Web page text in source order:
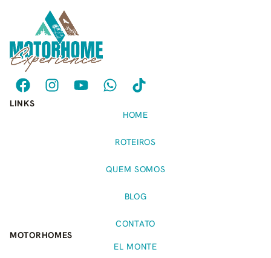
LINKS
HOME
ROTEIROS
QUEM SOMOS
BLOG
CONTATO
MOTORHOMES
EL MONTE